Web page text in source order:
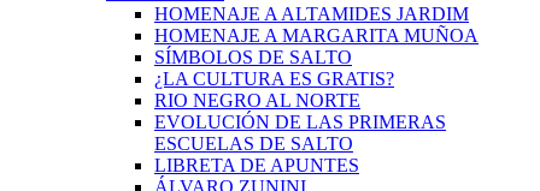
HOMENAJE A ALTAMIDES JARDIM
HOMENAJE A MARGARITA MUÑOA
SÍMBOLOS DE SALTO
¿LA CULTURA ES GRATIS?
RIO NEGRO AL NORTE
EVOLUCIÓN DE LAS PRIMERAS
ESCUELAS DE SALTO
LIBRETA DE APUNTES
ÁLVARO ZUNINI